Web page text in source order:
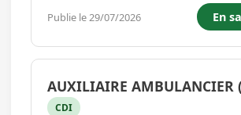
vers les établissements de soins.
intervenez en complémentarité des
médicales pour garantir un trans...
Publie le 29/07/2026 En
AUXILIAIRE AMBULANCIER
CDI